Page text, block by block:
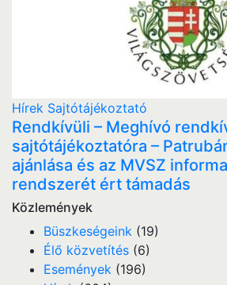
Hírek Sajtótájékoztató
Rendkívüli – Meghívó
sajtótájékoztatóra –
ajánlása és az MVSZ
rendszerét ért támadás
Közlemények
Büszkeségeink (19)
Élő közvetítés (6)
Események (196)